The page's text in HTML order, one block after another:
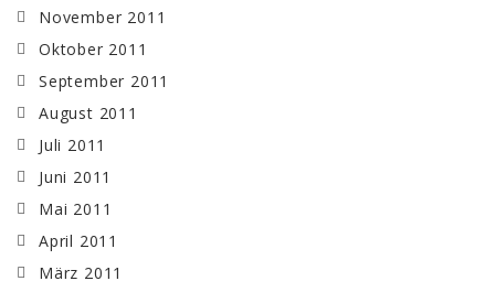
November 2011
Oktober 2011
September 2011
August 2011
Juli 2011
Juni 2011
Mai 2011
April 2011
März 2011